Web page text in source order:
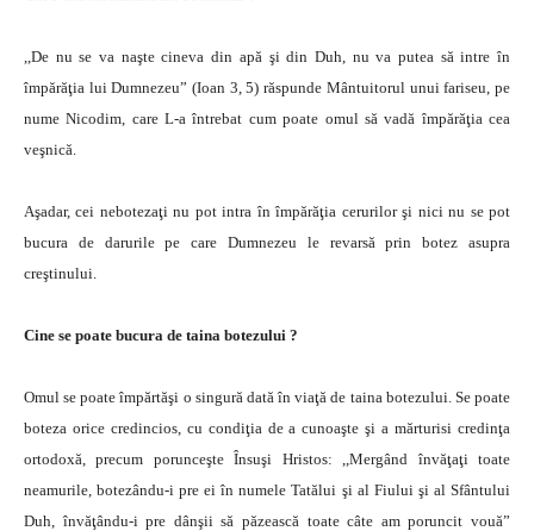
,,De nu se va naşte cineva din apă şi din Duh, nu va putea să intre în
împărăţia lui Dumnezeu” (Ioan 3, 5) răspunde Mântuitorul unui fariseu, pe
nume Nicodim, care L-a întrebat cum poate omul să vadă împărăţia cea
veşnică.
Aşadar, cei nebotezaţi nu pot intra în împărăţia cerurilor şi nici nu se pot
bucura de darurile pe care Dumnezeu le revarsă prin botez asupra
creştinului.
Cine se poate bucura de taina botezului ?
Omul se poate împărtăşi o singură dată în viaţă de taina botezului. Se poate
boteza orice credincios, cu condiţia de a cunoaşte şi a mărturisi credinţa
ortodoxă, precum porunceşte Însuşi Hristos: ,,Mergând învăţaţi toate
neamurile, botezându-i pre ei în numele Tatălui şi al Fiului şi al Sfântului
Duh, învăţându-i pre dânşii să păzească toate câte am poruncit vouă”